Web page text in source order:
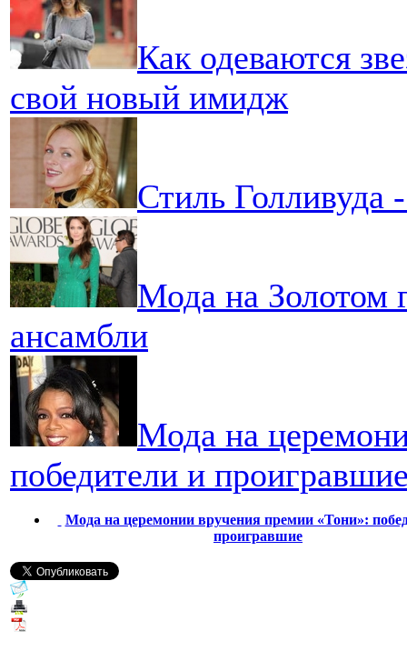
Как одеваются
свой новый имидж
Стиль Голливуда
Мода на Золотом
ансамбли
Мода на
победители и
Мода на церемонии вручения премии «Тони»:
проигравшие